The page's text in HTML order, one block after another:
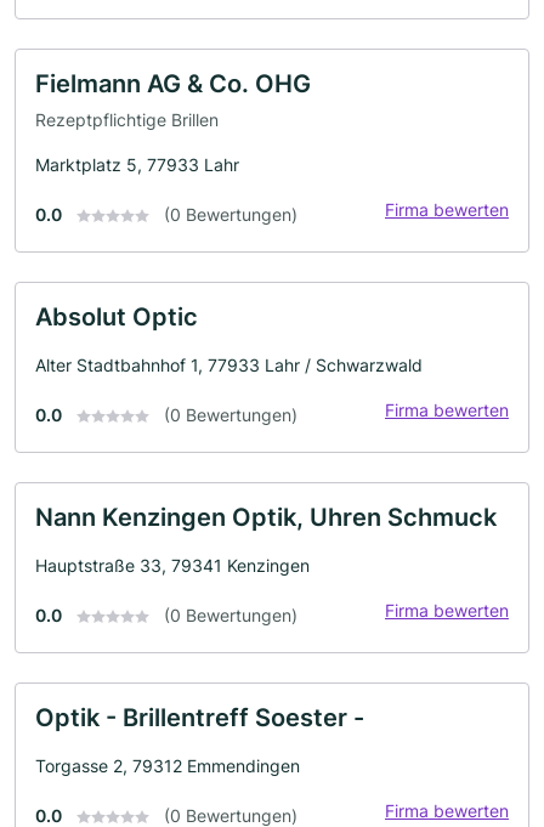
Fielmann AG & Co. OHG
Rezeptpflichtige Brillen
Marktplatz 5, 77933 Lahr
0.0 (0 Bewertungen) Firma bewerten
Absolut Optic
Alter Stadtbahnhof 1, 77933 Lahr / Schwarzwald
0.0 (0 Bewertungen) Firma bewerten
Nann Kenzingen Optik, Uhren Schmuck
Hauptstraße 33, 79341 Kenzingen
0.0 (0 Bewertungen) Firma bewerten
Optik - Brillentreff Soester -
Torgasse 2, 79312 Emmendingen
0.0 (0 Bewertungen) Firma bewerten